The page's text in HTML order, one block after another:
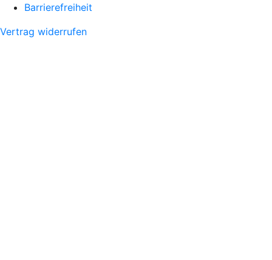
Barrierefreiheit
Vertrag widerrufen